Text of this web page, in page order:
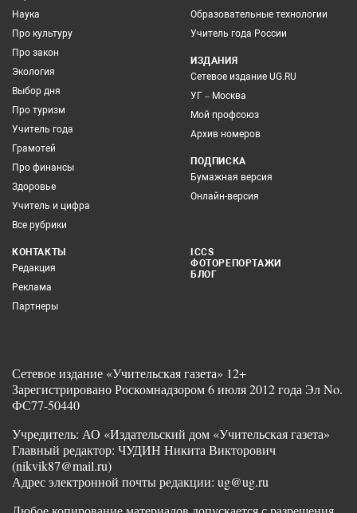
Наука
Про культуру
Про закон
Экология
Выбор дня
Про туризм
Учитель года
Грамотей
Про финансы
Здоровье
Учитель и цифра
Все рубрики
Образовательные технологии
Учитель года России
ИЗДАНИЯ
Сетевое издание UG.RU
УГ – Москва
Мой профсоюз
Архив номеров
ПОДПИСКА
Бумажная версия
Онлайн-версия
КОНТАКТЫ
Редакция
Реклама
Партнеры
ICCS
ФОТОРЕПОРТАЖИ
БЛОГ
Сетевое издание «Учительская газета» 12+
Зарегистрировано Роскомнадзором 6 июля 2012 года Эл No.
ФС77-50440
Учредитель: АО «Издательский дом «Учительская газета»
Главный редактор: ЧУДИН Никита Викторович
(nikvik87@mail.ru)
Адрес электронной почты редакции: ug@ug.ru